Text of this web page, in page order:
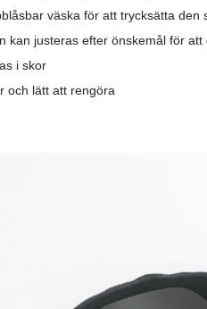
väska för att trycksätta
kan justeras efter önskemål för
i skor
och lätt att rengöra